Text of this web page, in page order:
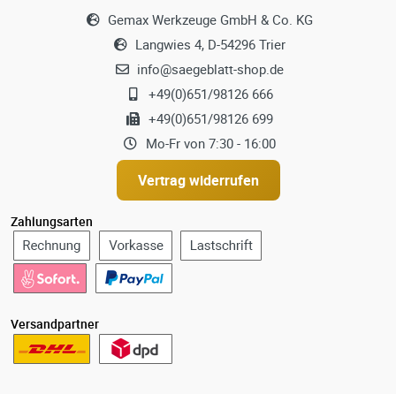
Gemax Werkzeuge GmbH & Co. KG
Langwies 4, D-54296 Trier
info@saegeblatt-shop.de
+49(0)651/98126 666
+49(0)651/98126 699
Mo-Fr von 7:30 - 16:00
Vertrag widerrufen
Zahlungsarten
Versandpartner